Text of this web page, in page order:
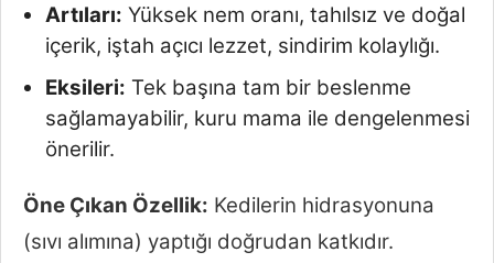
Artıları: Yüksek nem oranı, tahılsız ve doğal
içerik, iştah açıcı lezzet, sindirim kolaylığı.
Eksileri: Tek başına tam bir beslenme
sağlamayabilir, kuru mama ile dengelenmesi
önerilir.
Öne Çıkan Özellik: Kedilerin hidrasyonuna
(sıvı alımına) yaptığı doğrudan katkıdır.